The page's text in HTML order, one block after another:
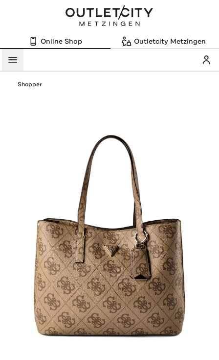
Online Shop Outletcity Metzingen
Menü
Shopper